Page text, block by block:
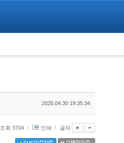
2025.04.30 19:35:34
조회 3704 인쇄 글자